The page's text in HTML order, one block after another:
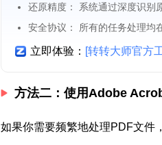
还原精度： 系统通过深度识别
安全协议： 所有的任务处理均
立即体验： [转转大师官方
方法二：使用Adobe
如果你需要频繁地处理PDF文件